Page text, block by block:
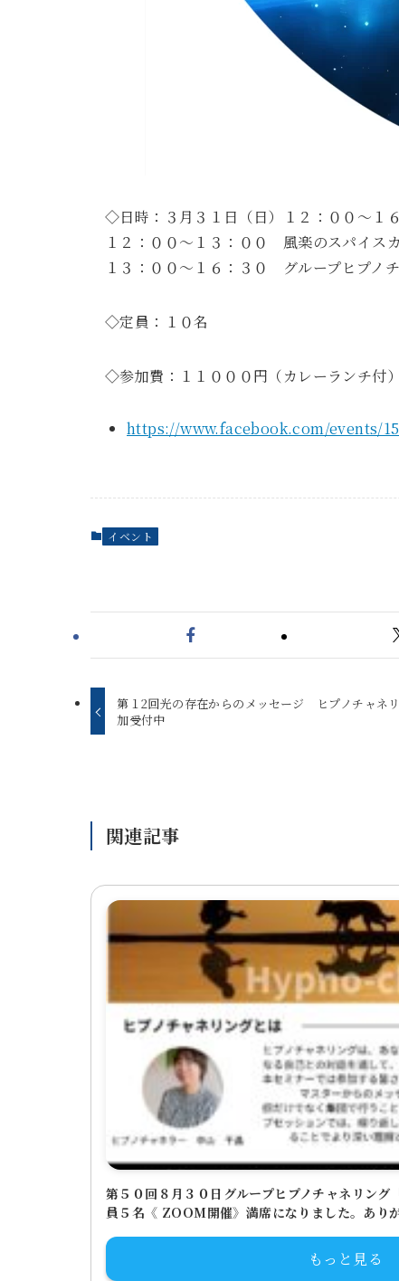
◇日時：３月３１日（日）１２：００〜１
１２：００〜１３：００ 風楽のスパイス
１３：００〜１６：３０ グループヒプノ
◇定員：１０名
◇参加費：１１０００円（カレーランチ付）
https://www.facebook.com/events/
イベント
第１2回光の存在からのメッセージ ヒプノチャ
加受付中
関連記事
第５０回８月３０日グループヒプノチャネリング
員５名《 ZOOM開催》満席になりました。あり
もっと見る